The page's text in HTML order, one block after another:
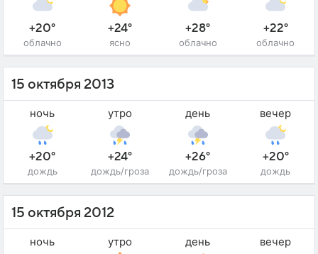
+20°
облачно
+24°
ясно
+28°
облачно
+22°
облачно
15 октября 2013
ночь
+20°
дождь
утро
+24°
дождь/гроза
день
+26°
дождь/гроза
вечер
+20°
дождь
15 октября 2012
ночь утро день вечер